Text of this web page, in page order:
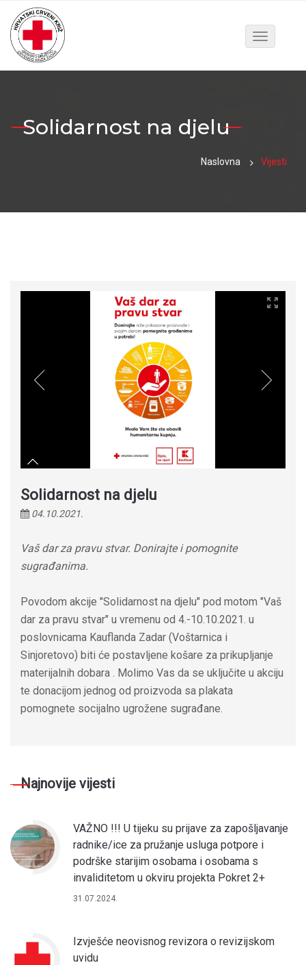
Toggle
Solidarnost na djelu
Naslovna Vijesti
Solidarnost na djelu
04.10.2021.
Vaš dar za pravu stvar. Donirajte i pomognite
sugrađanima.
Povodom akcije "Solidarnost na djelu" pod motom "Vaš
dar za pravu stvar" u vremenu od 4.-10.10.2021. u
poslovnicama Kauflanda Zadar (Voštarnica i
Sinjoretovo) biti će postavljene košare za prikupljanje
materijalnih dobara . Molimo Vas da se uključite u akciju
te donacijom jednog od proizvoda sa plakata
pomognete socijalno ugrožene sugrađane.
Najnovije vijesti
VAŽNO !!! U tijeku su prijave za zapošljavanje
radnike/ice za pružanje usluga potpore i
podrške starijim osobama i osobama s
invaliditetom u okviru projekta Pokret 2+
31.07.2024.
Izvješće neovisnog revizora o revizijskom
uvidu